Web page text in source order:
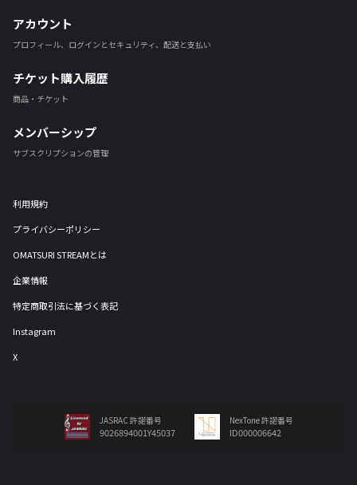
アカウント
プロフィール、ログインとセキュリティ、配送と支払い
チケット購入履歴
商品・チケット
メンバーシップ
サブスクリプションの管理
利用規約
プライバシーポリシー
OMATSURI STREAMとは
企業情報
特定商取引法に基づく表記
Instagram
X
JASRAC 許諾番号
9026894001Y45037
NexTone 許諾番号
ID000006642